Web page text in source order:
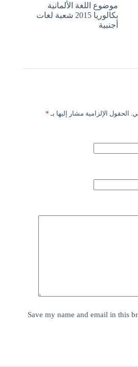
موضوع اللغة الألمانية
بكالوريا 2015 شعبة لغات
أجنبية
الحقول الإلزامية مشار إليها بـ *
Save my name and email in this